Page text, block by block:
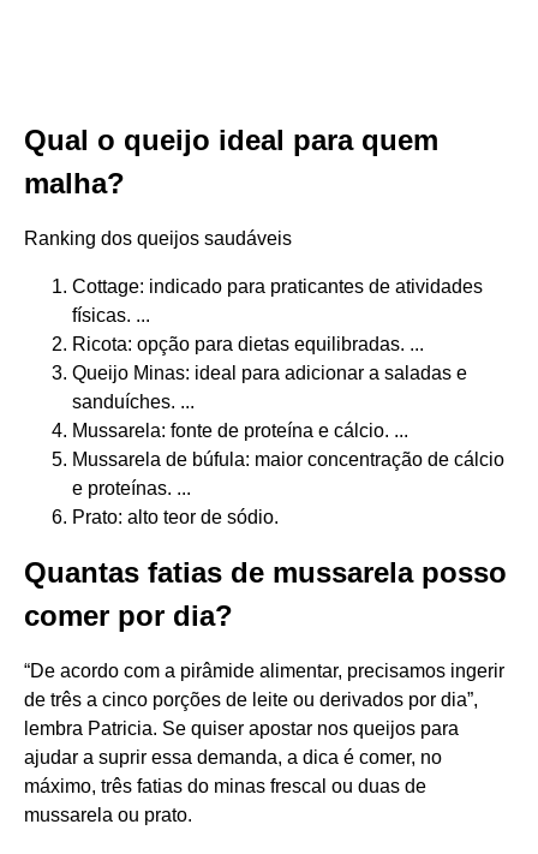
Qual o queijo ideal para quem
malha?
Ranking dos queijos saudáveis
Cottage: indicado para praticantes de atividades
físicas. ...
Ricota: opção para dietas equilibradas. ...
Queijo Minas: ideal para adicionar a saladas e
sanduíches. ...
Mussarela: fonte de proteína e cálcio. ...
Mussarela de búfula: maior concentração de cálcio
e proteínas. ...
Prato: alto teor de sódio.
Quantas fatias de mussarela posso
comer por dia?
“De acordo com a pirâmide alimentar, precisamos ingerir
de três a cinco porções de leite ou derivados por dia”,
lembra Patricia. Se quiser apostar nos queijos para
ajudar a suprir essa demanda, a dica é comer, no
máximo, três fatias do minas frescal ou duas de
mussarela ou prato.